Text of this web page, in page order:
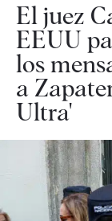
El juez
EEUU
los
a
Ultra'